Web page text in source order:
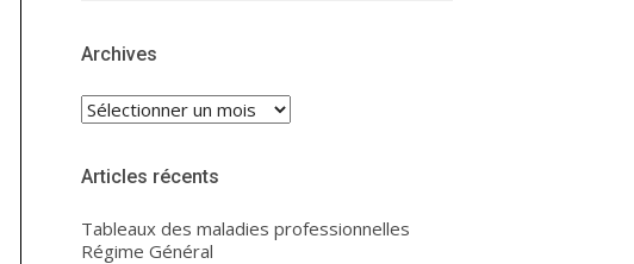
Archives
Archives
Articles récents
Tableaux des maladies professionnelles
Régime Général